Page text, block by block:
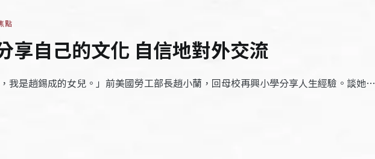
點
享自己的文化 自信地對外交流
我是趙錫成的女兒。」前美國勞工部長趙小蘭，回母校再興小學分享人生經驗。談她…